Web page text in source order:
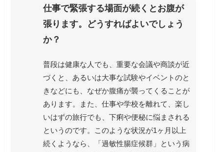
仕事で緊張する場面が続くとお腹が
張ります。どうすればよいでしょう
か？
普段は健康な人でも、重要な会議や商談が近
づくと、あるいは大事な試験やイベントのと
きなどにも、なぜか腹痛が襲ってくることが
あります。また、仕事や学校を離れて、楽し
いはずの旅行でも、下痢や便秘に悩まされる
というのです。このような状況が1ヶ月以上
続くようなら、「過敏性腸症候群」という病